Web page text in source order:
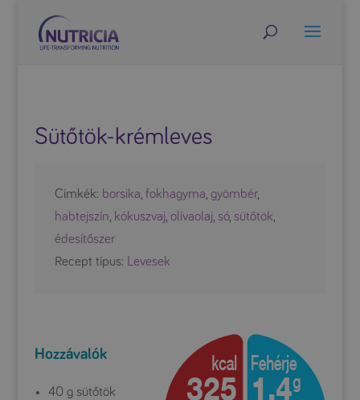
Sütőtök-krémleves
Címkék: borsika, fokhagyma, gyömbér,
habtejszín, kókuszvaj, olívaolaj, só, sütőtök,
édesítőszer
Recept típus: Levesek
Hozzávalók
40 g sütőtök